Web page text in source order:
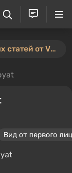
⚡️ Новый конкурс пользовательских статей от VGTimes — участвуйте тут ⚡️
Вид от первого